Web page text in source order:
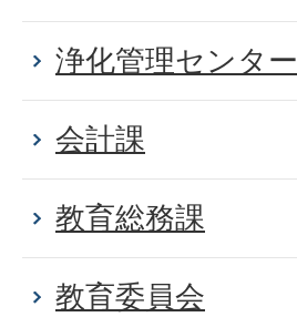
浄化管理センター
会計課
教育総務課
教育委員会